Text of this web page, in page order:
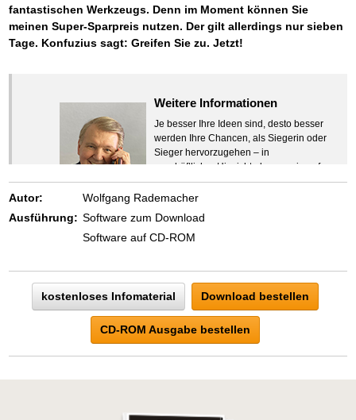
fantastischen Werkzeugs. Denn im Moment können Sie
meinen Super-Sparpreis nutzen. Der gilt allerdings nur sieben
Tage. Konfuzius sagt: Greifen Sie zu. Jetzt!
Weitere Informationen
Je besser Ihre Ideen sind, desto besser
werden Ihre Chancen, als Siegerin oder
Sieger hervorzugehen – in
geschäftlicher Hinsicht ebenso wie auf
beruflichem oder privatem Gebiet. Denn
eins ist todsicher:
Zeigen Sie mit der Maus hierhin, um
Autor:
Wolfgang Rademacher
Ausführung: Software zum Download
Software auf CD-ROM
kostenloses Infomaterial Download bestellen
CD-ROM Ausgabe bestellen